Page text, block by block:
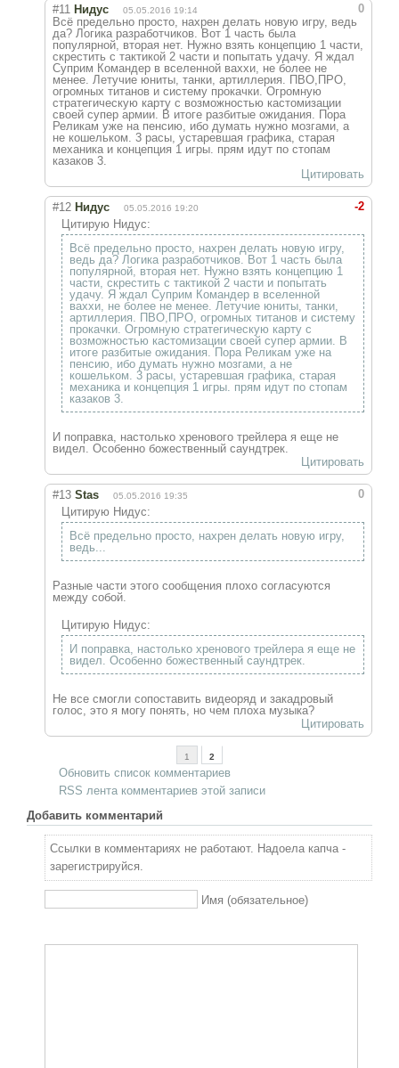
0
#11 Нидус 05.05.2016 19:14
Всё предельно просто, нахрен делать новую игру, ведь
да? Логика разработчиков. Вот 1 часть была
популярной, вторая нет. Нужно взять концепцию 1 части,
скрестить с тактикой 2 части и попытать удачу. Я ждал
Суприм Командер в вселенной ваххи, не более не
менее. Летучие юниты, танки, артиллерия. ПВО,ПРО,
огромных титанов и систему прокачки. Огромную
стратегическую карту с возможностью кастомизации
своей супер армии. В итоге разбитые ожидания. Пора
Реликам уже на пенсию, ибо думать нужно мозгами, а
не кошельком. 3 расы, устаревшая графика, старая
механика и концепция 1 игры. прям идут по стопам
казаков 3.
Цитировать
-2
#12 Нидус 05.05.2016 19:20
Цитирую Нидус:
Всё предельно просто, нахрен делать новую игру,
ведь да? Логика разработчиков. Вот 1 часть была
популярной, вторая нет. Нужно взять концепцию 1
части, скрестить с тактикой 2 части и попытать
удачу. Я ждал Суприм Командер в вселенной
ваххи, не более не менее. Летучие юниты, танки,
артиллерия. ПВО,ПРО, огромных титанов и систему
прокачки. Огромную стратегическую карту с
возможностью кастомизации своей супер армии. В
итоге разбитые ожидания. Пора Реликам уже на
пенсию, ибо думать нужно мозгами, а не
кошельком. 3 расы, устаревшая графика, старая
механика и концепция 1 игры. прям идут по стопам
казаков 3.
И поправка, настолько хренового трейлера я еще не
видел. Особенно божественный саундтрек.
Цитировать
0
#13 Stas 05.05.2016 19:35
Цитирую Нидус:
Всё предельно просто, нахрен делать новую игру,
ведь...
Разные части этого сообщения плохо согласуются
между собой.
Цитирую Нидус:
И поправка, настолько хренового трейлера я еще не
видел. Особенно божественный саундтрек.
Не все смогли сопоставить видеоряд и закадровый
голос, это я могу понять, но чем плоха музыка?
Цитировать
1 2
Обновить список комментариев
RSS лента комментариев этой записи
Добавить комментарий
Ссылки в комментариях не работают. Надоела капча -
зарегистрируйся.
Имя (обязательное)